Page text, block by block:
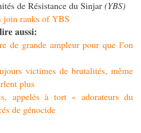
de Résistance du Sinjar (YBS)
join ranks of YBS
aussi:
de grande ampleur pour que l’on
victimes de brutalités, même
plus
appelés à tort « adorateurs du
de génocide